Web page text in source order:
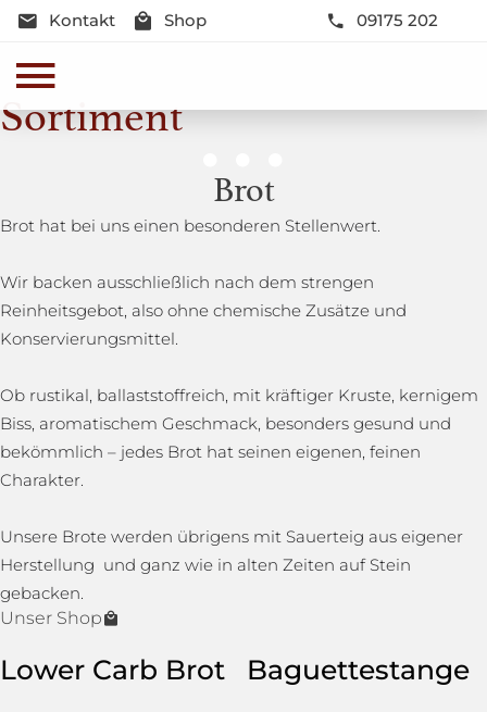
Kontakt Shop 09175 202
Sortiment
Genussmomente
Herzhaft oder süß - Beste Qualität und Frische sind
Brot
Brot hat bei uns einen besonderen Stellenwert.
Wir backen ausschließlich nach dem strengen
Reinheitsgebot, also ohne chemische Zusätze und
Konservierungsmittel.
Ob rustikal, ballaststoffreich, mit kräftiger Kruste, kernigem
Biss, aromatischem Geschmack, besonders gesund und
bekömmlich – jedes Brot hat seinen eigenen, feinen
Charakter.
Unsere Brote werden übrigens mit Sauerteig aus eigener
Herstellung und ganz wie in alten Zeiten auf Stein
gebacken.
Unser Shop
Lower Carb Brot
Baguettestange